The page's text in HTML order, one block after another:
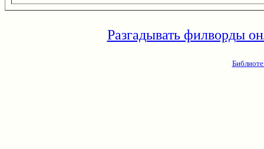
Разгадывать филворды